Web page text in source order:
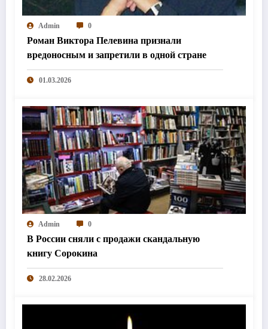
Admin 0
Роман Виктора Пелевина признали
вредоносным и запретили в одной стране
01.03.2026
Admin 0
В России сняли с продажи скандальную
книгу Сорокина
28.02.2026